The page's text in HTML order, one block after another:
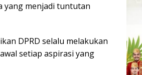
yang menjadi tuntutan
DPRD selalu melakukan
setiap aspirasi yang